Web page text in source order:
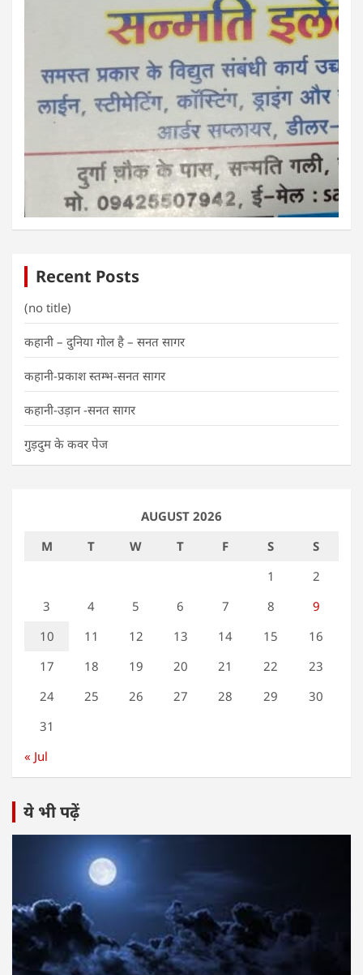
Recent Posts
(no title)
कहानी – दुनिया गोल है – सनत सागर
कहानी-प्रकाश स्तम्भ-सनत सागर
कहानी-उड़ान -सनत सागर
गुड़दुम के कवर पेज
AUGUST 2026
M
T W T F S
S
1
2
3
4 5 6 7 8
9
10
11 12 13 14 15
16
17
18 19 20 21 22
23
24
25 26 27 28 29
30
31
« Jul
ये भी पढ़ें